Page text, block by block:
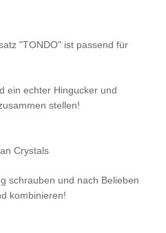
"TONDO" ist passend für
ein echter Hingucker und
stellen!
Crystals
schrauben und nach Belieben
kombinieren!